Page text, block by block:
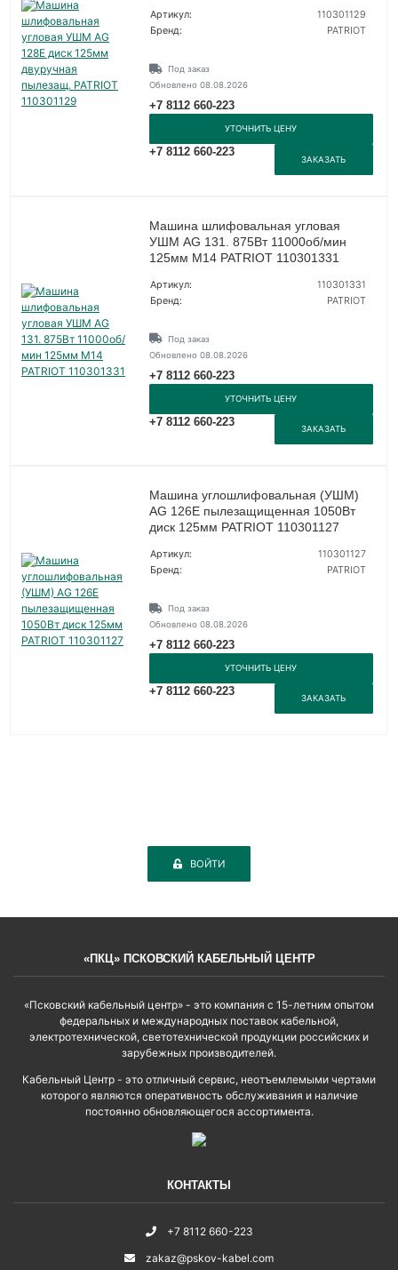
Артикул:
110301129
Бренд:
PATRIOT
Под заказ
Обновлено 08.08.2026
+7 8112 660-223
УТОЧНИТЬ ЦЕНУ
+7 8112 660-223
ЗАКАЗАТЬ
Машина шлифовальная угловая
УШМ AG 131. 875Вт 11000об/мин
125мм М14 PATRIOT 110301331
Артикул:
110301331
Бренд:
PATRIOT
Под заказ
Обновлено 08.08.2026
+7 8112 660-223
УТОЧНИТЬ ЦЕНУ
+7 8112 660-223
ЗАКАЗАТЬ
Машина углошлифовальная (УШМ)
AG 126E пылезащищенная 1050Вт
диск 125мм PATRIOT 110301127
Артикул:
110301127
Бренд:
PATRIOT
Под заказ
Обновлено 08.08.2026
+7 8112 660-223
УТОЧНИТЬ ЦЕНУ
+7 8112 660-223
ЗАКАЗАТЬ
ВОЙТИ
«ПКЦ» ПСКОВСКИЙ КАБЕЛЬНЫЙ ЦЕНТР
«Псковский кабельный центр» - это компания с 15-летним опытом
федеральных и международных поставок кабельной,
электротехнической, светотехнической продукции российских и
зарубежных производителей.
Кабельный Центр - это отличный сервис, неотъемлемыми чертами
которого являются оперативность обслуживания и наличие
постоянно обновляющегося ассортимента.
КОНТАКТЫ
+7 8112 660-223
zakaz@pskov-kabel.com